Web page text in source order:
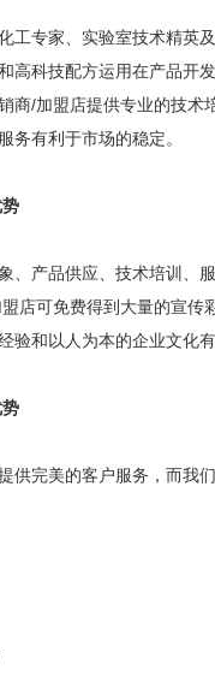
工专家、实验室技术精英
高科技配方运用在产品开发
商/加盟店提供专业的技术
务有利于市场的稳定。
、产品供应、技术培训、
店可免费得到大量的宣传
验和以人为本的企业文化
供完美的客户服务，而我